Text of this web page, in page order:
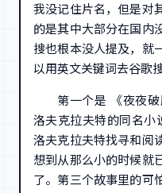
我没记住片名，但是对
的是其中大部分在国内
搜也根本没人提及，就
以用英文关键词去谷歌
第一个是 《夜夜
洛夫克拉夫特的同名小
洛夫克拉夫特找寻和阅
想到从那么小的时候就
了。第三个故事里的可